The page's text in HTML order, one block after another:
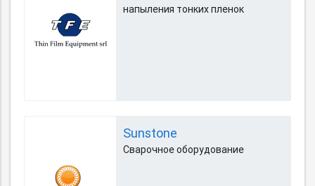
напыления тонких пленок
Sunstone
Сварочное оборудование